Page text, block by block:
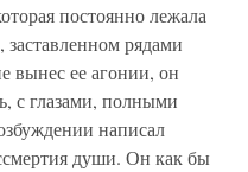
постоянно лежала
рядами
вынес ее агонии, он
с глазами, полными
написал
души. Он как бы